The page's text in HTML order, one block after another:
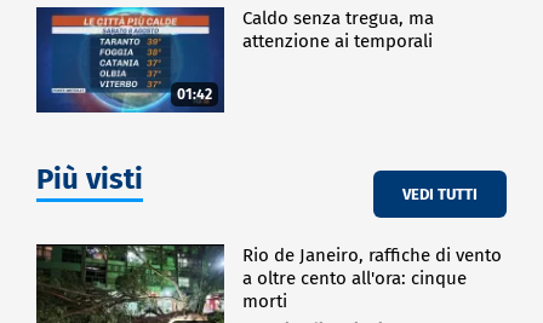
01:42
Caldo senza tregua, ma
attenzione ai temporali
Più visti VEDI TUTTI
Rio de Janeiro, raffiche di vento
a oltre cento all'ora: cinque
morti